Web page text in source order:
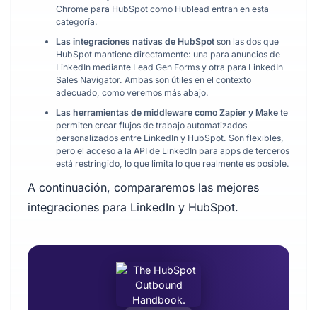
Chrome para HubSpot como Hublead entran en esta
categoría.
Las integraciones nativas de HubSpotson las dos que
HubSpot mantiene directamente: una para anuncios de
LinkedIn mediante Lead Gen Forms y otra para LinkedIn
Sales Navigator. Ambas son útiles en el contexto
adecuado, como veremos más abajo.
Las herramientas de middleware como Zapier y Makete
permiten crear flujos de trabajo automatizados
personalizados entre LinkedIn y HubSpot. Son flexibles,
pero el acceso a la API de LinkedIn para apps de terceros
está restringido, lo que limita lo que realmente es posible.
A continuación, compararemos las mejores
integraciones para LinkedIn y HubSpot.